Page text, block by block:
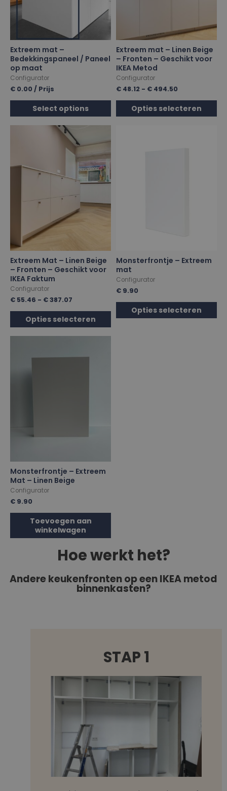
Extreem mat –
Bedekkingspaneel / Paneel
op maat
Configurator
€ 0.00 / Prijs
Select options
Extreem mat – Linen Beige
– Fronten – Geschikt voor
IKEA Metod
Configurator
€ 48.12 - € 494.50
Opties selecteren
Extreem Mat – Linen Beige
– Fronten – Geschikt voor
IKEA Faktum
Configurator
€ 55.46 - €387.07
Opties selecteren
Monsterfrontje – Extreem
mat
Configurator
€ 9.90
Opties selecteren
Monsterfrontje – Extreem
Mat – Linen Beige
Configurator
€ 9.90
Toevoegen aan
winkelwagen
Hoe werkt het?
Andere keukenfronten op een IKEA metod
binnenkasten?
STAP 1